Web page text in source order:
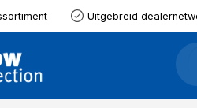
Uitgebreid